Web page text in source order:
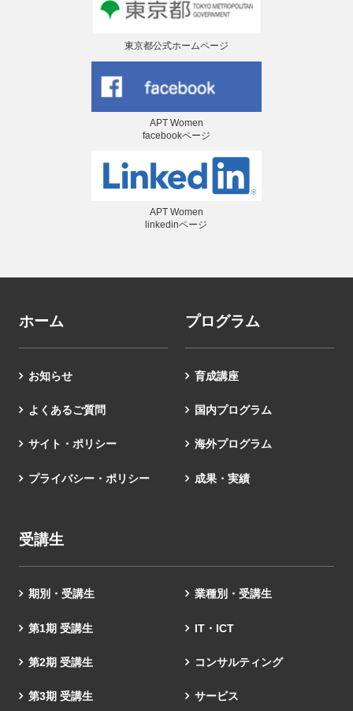
東京都公式ホームページ
APT Women
facebookページ
APT Women
linkedinページ
ホーム
お知らせ
よくあるご質問
サイト・ポリシー
プライバシー・ポリシー
プログラム
育成講座
国内プログラム
海外プログラム
成果・実績
受講生
期別・受講生
第1期 受講生
第2期 受講生
第3期 受講生
業種別・受講生
IT・ICT
コンサルティング
サービス